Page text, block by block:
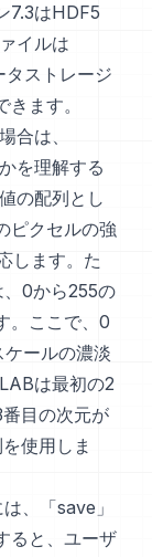
7.3はHDF5
イルは
ストレージ
ます。
合は、
を理解する
の配列とし
ピクセルの強
します。た
0から255の
。ここで、0
ールの濃淡
は最初の2
目の次元が
使用しま
、「save」
ると、ユーザ